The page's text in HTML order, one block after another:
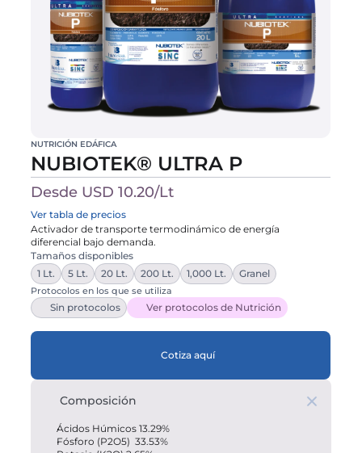
NUTRICIÓN EDÁFICA
NUBIOTEK® ULTRA P
Desde USD 10.20/Lt
Ver tabla de precios
Activador de transporte termodinámico de energía
Tamaños disponibles
1 Lt.
5 Lt. 20 Lt. 200 Lt. 1,000 Lt. Granel
Protocolos en los que se utiliza
Sin protocolos Ver protocolos de Nutrición
Cotiza aquí
Composición
Ácidos Húmicos 13.29%
Fósforo (P2O5)  33.53%